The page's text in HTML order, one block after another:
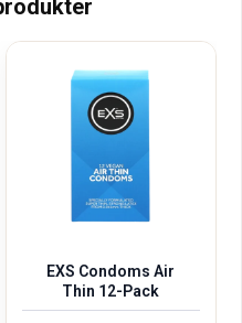
EXS Condoms Air
Thin 12-Pack